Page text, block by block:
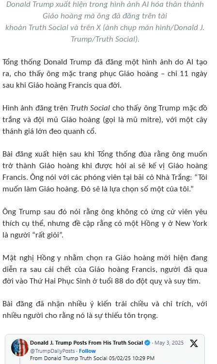
Donald Trump xuất hiện trong hình ảnh AI hóa thân thành
Giáo hoàng mà ông đã đăng trên tài
khoản Truth Social và trên X (ảnh chụp màn hình/Donald J.
Trump/Truth Social).
Tổng thống Donald Trump đã đăng một hình ảnh do AI tạo
ra, cho thấy ông mặc trang phục Giáo hoàng – chỉ 11 ngày
sau khi Giáo hoàng Francis qua đời.
Hình ảnh đăng trên Truth Social cho thấy ông Trump mặc đồ
trắng và đội mũ Giáo hoàng (gọi là mũ mitre), với một cây
thánh giá lớn đeo quanh cổ.
Bài đăng xuất hiện sau khi Tổng thống đùa rằng ông muốn
trở thành Giáo hoàng khi được hỏi ai sẽ kế vị Giáo hoàng
Francis. Ông nói với các phóng viên tại bãi cỏ Nhà Trắng: “Tôi
muốn làm Giáo hoàng. Đó sẽ là lựa chọn số một của tôi.”
Ông Trump sau đó nói rằng ông không có ứng cử viên yêu
thích cụ thể, nhưng đề cập rằng có một Hồng y ở New York
là người “rất giỏi”.
Mật nghị Hồng y nhằm chọn ra Giáo hoàng mới hiện đang
diễn ra sau cái chết của Giáo hoàng Francis, người đã qua
đời vào Thứ Hai Phục Sinh ở tuổi 88 do đột quỵ và suy tim.
Bài đăng đã nhận nhiều ý kiến trái chiều và chỉ trích, với
nhiều người cho rằng nó là sự thiếu tôn trọng.